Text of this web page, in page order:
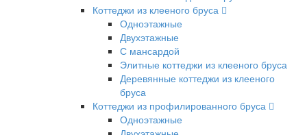
Коттеджи из клееного бруса
Одноэтажные
Двухэтажные
С мансардой
Элитные коттеджи из клееного бруса
Деревянные коттеджи из клееного
бруса
Коттеджи из профилированного бруса
Одноэтажные